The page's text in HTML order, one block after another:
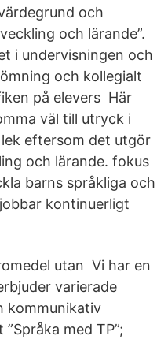
och
och lärande”.
i undervisningen och
och kollegialt
på elevers Här
väl till utryck i
eftersom det utgör
och lärande. fokus
barns språkliga och
kontinuerligt
utan Vi har en
varierade
kommunikativ
med TP”;